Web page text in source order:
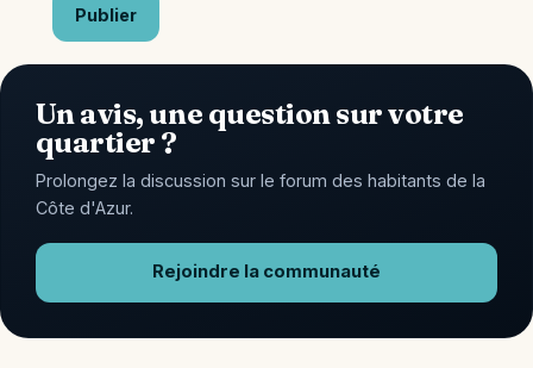
Publier
Un avis, une question sur votre
quartier ?
Prolongez la discussion sur le forum des habitants de la
Côte d'Azur.
Rejoindre la communauté